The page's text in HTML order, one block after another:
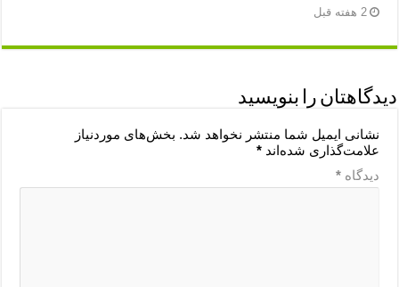
2 هفته قبل
دیدگاهتان را بنویسید
نشانی ایمیل شما منتشر نخواهد شد. بخش‌های موردنیاز
علامت‌گذاری شده‌اند*
دیدگاه*